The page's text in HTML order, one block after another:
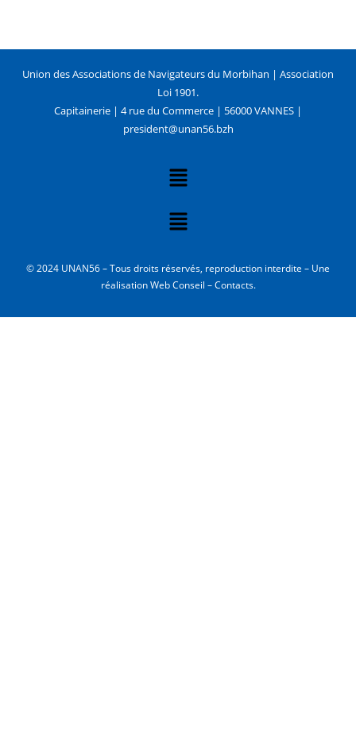
Union des Associations de Navigateurs du Morbihan | Association
Loi 1901.
Capitainerie | 4 rue du Commerce | 56000 VANNES |
president@unan56.bzh
© 2024 UNAN56 – Tous droits réservés, reproduction interdite – Une
réalisation Web Conseil – Contacts.